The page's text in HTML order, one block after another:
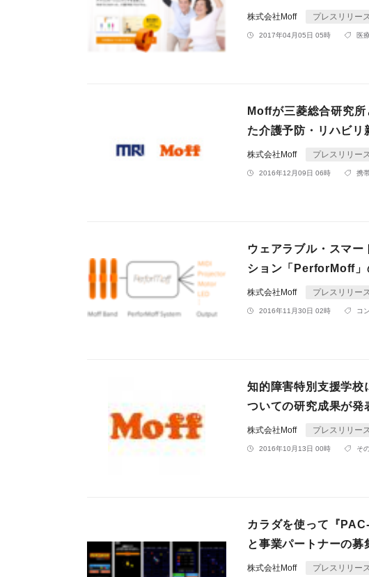
株式会社Moff プレスリリー
2017年04月05日 05時 医
Moffが三菱総合研究
た介護予防・リハビリ
株式会社Moff プレスリリー
2016年12月09日 06時 携
ウェアラブル・スマ
ション「PerforMoff」
株式会社Moff プレスリリー
2016年11月30日 02時 コ
知的障害特別支援学
ついての研究成果が発
株式会社Moff プレスリリー
2016年10月13日 00時 そ
カラダを使って『
と事業パートナーの募
株式会社Moff プレスリリー